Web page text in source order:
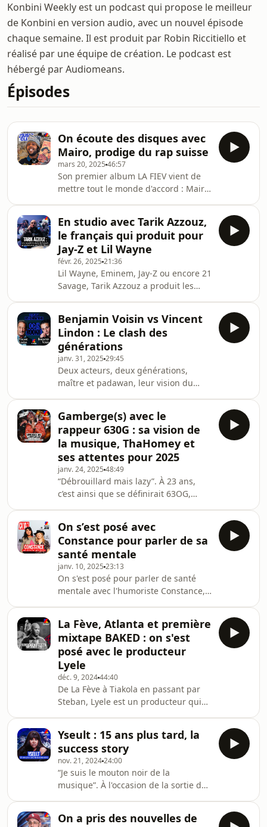
Konbini Weekly est un podcast qui propose le meilleur
de Konbini en version audio, avec un nouvel épisode
chaque semaine. Il est produit par Robin Riccitiello et
réalisé par une équipe de création. Le podcast est
hébergé par Audiomeans.
Épisodes
On écoute des disques avec
Mairo, prodige du rap suisse
mars 20, 2025 46:57
Son premier album LA FIEV vient de
mettre tout le monde d'accord : Mairo
lui un prodige du rap.Hébergé par
Audiomeans. Visitez
audiomeans.fr/politique-de-
confidentialite pour plus
d'informations.
En studio avec Tarik Azzouz,
le français qui produit pour
Jay-Z et Lil Wayne
févr. 26, 2025 21:36
Lil Wayne, Eminem, Jay-Z ou encore 21
Savage, Tarik Azzouz a produit les
producteur français nous partage sa
passion pour la musique : de la
création de samples à ses différents
projets avec des artistes du monde
entier. Son projet Chaque Jour est
dispo partout 🔥Journaliste :
&nbsp;Simon Dangien | Producteur :
Robin Riccitiello |
Benjamin Voisin vs Vincent
Lindon : Le clash des
générations
janv. 31, 2025 29:45
Deux acteurs, deux générations,
maître et padawan, leur vision du
Voisin sont sans filtre dans notre
nouveau format, OG &amp; Rookie, à
l'occasion de la sortie du film Jouer
avec le feu.Journaliste : &nbsp;Arthur
Cios | Producteur : Robin Riccitiello |
Mixé par Manuel Lormel |Abonnez
vous aux podcasts Konbini pour ne
rater aucun é
Gamberge(s) avec le
rappeur 630G : sa vision de
la musique, ThaHomey et
ses attentes pour 2025
janv. 24, 2025 48:49
“Débrouillard mais lazy”. À 23 ans,
c’est ainsi que se définirait 63OG,
sûrement jamais imaginé faire
carrière dans la musique, car il était
bien trop occupé à tout donner sur
les parquets espagnol et américain,
est dorénavant focus sur son nouvel
objectif musical. Avec sa propre
manière de poser et de rimer, sans se
mettre de barrière
On s’est posé avec
Constance pour parler de sa
santé mentale
janv. 10, 2025 23:13
On s'est posé pour parler de santé
mentale avec l'humoriste Constance,
hôpital psychiatrique et des tentatives
de suicide. Avec humour et sagesse,
Constance nous a parlé sans tabou de
ses expériences passées, de comment
elle a réussi à les traverser et de la
façon dont on a (malheureusement)
tendance à sous-estimer les
problémati
La Fève, Atlanta et première
mixtape BAKED : on s'est
posé avec le producteur
Lyele
déc. 9, 202444:40
De La Fève à Tiakola en passant par
Steban, Lyele est un producteur qui
travaille. Depuis quelques années,
son talent est de plus en plus
plébiscité dans la sphère des
producteurs français. Puisant ses
influences dans tous les pans de la
culture hip-hop, il cotoie notamment
les pointures du milieu comme Tarik
Yseult : 15 ans plus tard, la
success story
nov. 21, 202424:00
“Je suis le mouton noir de la
musique”. À l'occasion de la sortie de
francophone la plus écoutée dans le
On a pris des nouvelles de